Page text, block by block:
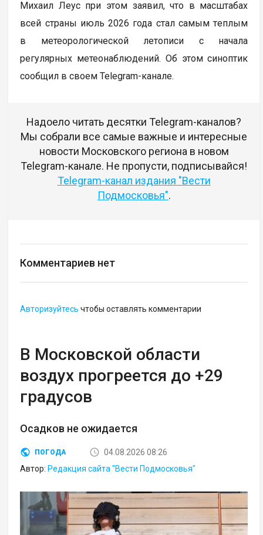
Михаил Леус при этом заявил, что в масштабах
всей страны июль 2026 года стал самым тeплым
в метеорологической летописи с начала
регулярных метеонаблюдений. Об этом синоптик
сообщил в своем Telegram-канале.
Надоело читать десятки Telegram-каналов?
Мы собрали все самые важные и интересные
новости Московского региона в новом
Telegram-канале. Не пропусти, подписывайся!
Telegram-канал издания "Вести
Подмосковья".
Комментариев нет
Авторизуйтесь чтобы оставлять комментарии
В Московской области
воздух прогреется до +29
градусов
Осадков не ожидается
ПОГОДА
04.08.2026 08:26
Автор: Редакция сайта "Вести Подмосковья"